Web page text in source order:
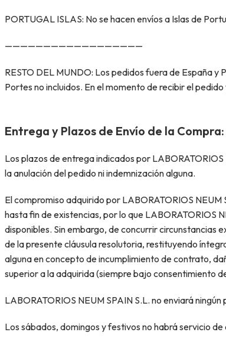
PORTUGAL ISLAS: No se hacen envíos a Islas de
——————————————————
RESTO DEL MUNDO: Los pedidos fuera de España
Portes no incluidos. En el momento de recibir el
Entrega y Plazos de Envío de la Compra:
Los plazos de entrega indicados por
la anulación del pedido ni indemnización alguna.
El compromiso adquirido por LABORATORIOS
hasta fin de existencias, por lo que LABORATORIOS
disponibles. Sin embargo, de concurrir circunstancias
de la presente cláusula resolutoria, restituyendo
alguna en concepto de incumplimiento de contrato,
superior a la adquirida (siempre bajo consentimiento
LABORATORIOS NEUM SPAIN S.L. no enviará
Los sábados, domingos y festivos no habrá servicio